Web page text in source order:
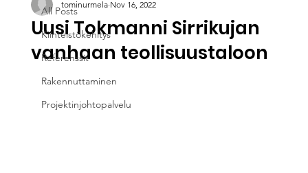
All Posts
Kiinteistökehitys
Referenssit
Rakennuttaminen
Projektinjohtopalvelu
Uusi Tokmanni Sirrikujan
vanhaan teollisuustaloon
tominurmela Nov 16, 2022